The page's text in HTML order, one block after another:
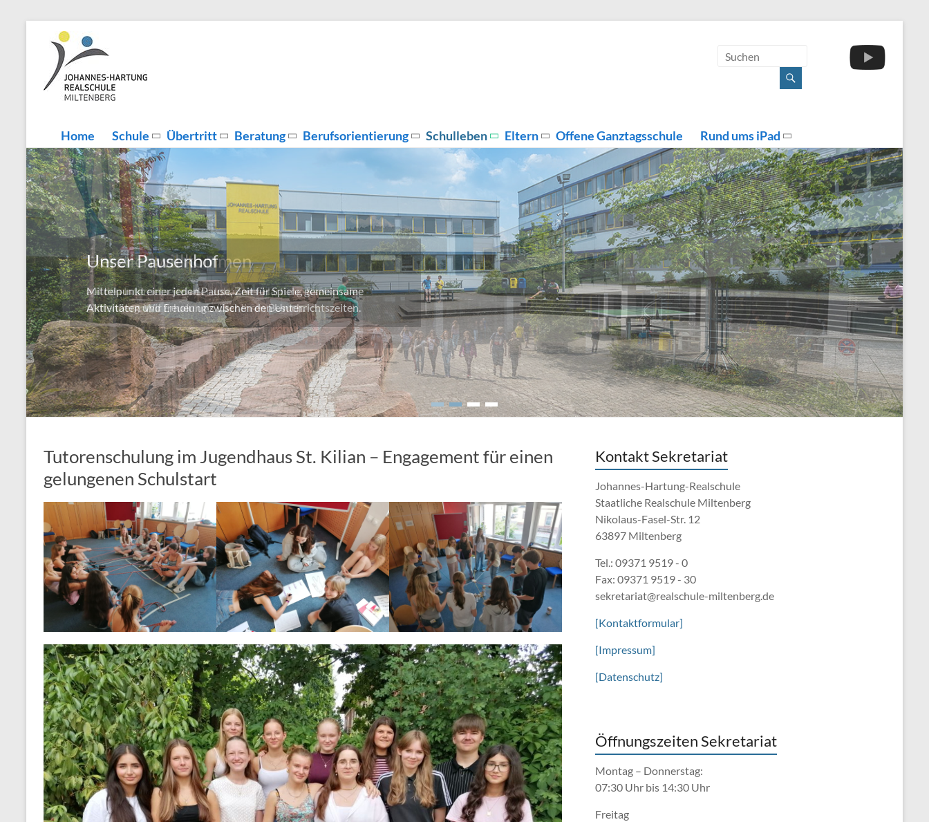
Inhalt
springenJohannes-
Hartung-
Realschule
Miltenberg
Herzlich
Willkommen
Home Schule Übertritt Beratung Berufsorientierung Schulleben Eltern Offene Ganztagsschule Rund ums iPad
Unser Pausenhof
Mittelpunkt einer jeden Pause, Zeit für Spiele, gemeinsame
Aktivitäten und Erholung zwischen den Unterrichtszeiten.
Tutorenschulung im Jugendhaus St. Kilian – Engagement für einen
gelungenen Schulstart
Kontakt Sekretariat
Johannes-Hartung-Realschule
Staatliche Realschule Miltenberg
Nikolaus-Fasel-Str. 12
63897 Miltenberg
Tel.: 09371 9519 - 0
Fax: 09371 9519 - 30
sekretariat@realschule-miltenberg.de
[Kontaktformular]
[Impressum]
[Datenschutz]
Öffnungszeiten Sekretariat
Montag – Donnerstag:
07:30 Uhr bis 14:30 Uhr
Freitag